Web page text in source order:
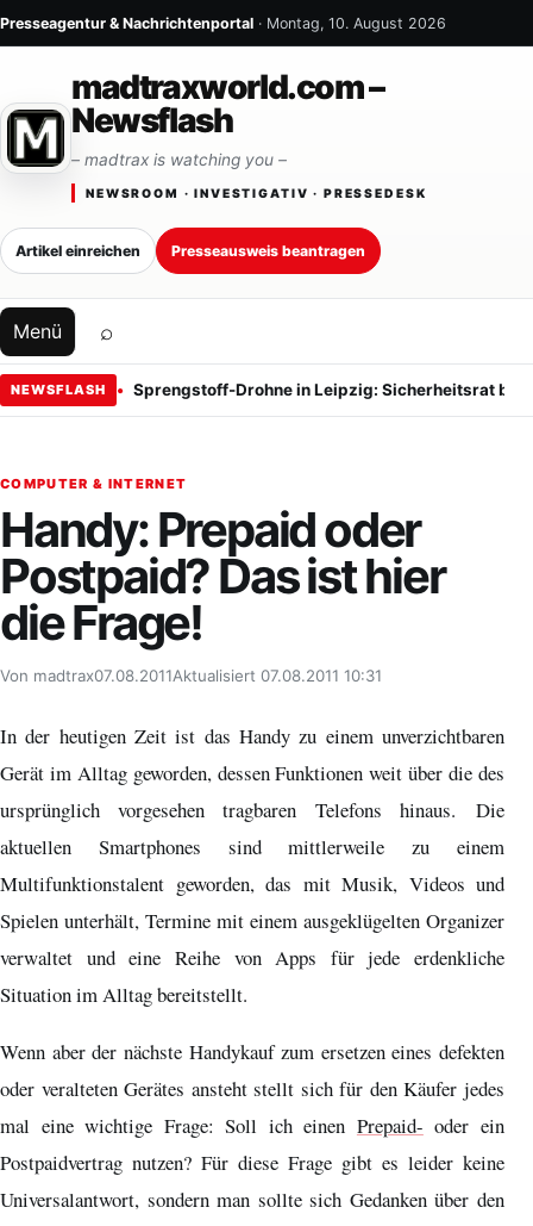
Zum Inhalt springen
Presseagentur & Nachrichtenportal · Montag, 10. August 2026
madtraxworld.com –
Newsflash
– madtrax is watching you –
NEWSROOM · INVESTIGATIV · PRESSEDESK
Artikel einreichen Presseausweis beantragen
Menü ⌕
NEWSFLASH Sprengstoff-Drohne in Leipzig: Sicherheitsrat
COMPUTER & INTERNET
Handy: Prepaid oder
Postpaid? Das ist hier
die Frage!
Von madtrax07.08.2011Aktualisiert 07.08.2011 10:31
In der heutigen Zeit ist das Handy zu einem unverzichtbaren
Gerät im Alltag geworden, dessen Funktionen weit über die des
ursprünglich vorgesehen tragbaren Telefons hinaus. Die
aktuellen Smartphones sind mittlerweile zu einem
Multifunktionstalent geworden, das mit Musik, Videos und
Spielen unterhält, Termine mit einem ausgeklügelten Organizer
verwaltet und eine Reihe von Apps für jede erdenkliche
Situation im Alltag bereitstellt.
Wenn aber der nächste Handykauf zum ersetzen eines defekten
oder veralteten Gerätes ansteht stellt sich für den Käufer jedes
mal eine wichtige Frage: Soll ich einen Prepaid- oder ein
Postpaidvertrag nutzen? Für diese Frage gibt es leider keine
Universalantwort, sondern man sollte sich Gedanken über den